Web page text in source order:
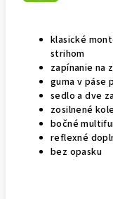
klasické
strihom
zapínanie na
guma v páse
sedlo a dve
zosilnené
bočné
reflexné
bez opasku